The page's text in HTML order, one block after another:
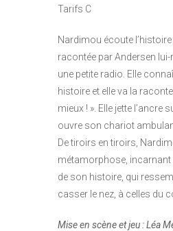
Tarifs C
Nardimou écoute
racontée par Andersen
une petite radio. Elle
histoire et elle va la
mieux ! ». Elle jette l’ancre
ouvre son chariot
De tiroirs en tiroirs,
métamorphose, incarnant
de son histoire, qui
casser le nez, à celles du
Mise en scène et jeu : Léa